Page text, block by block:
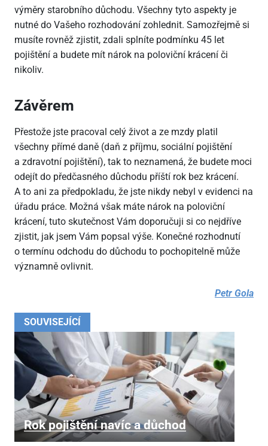
SOUVISEJÍCÍ
Rok pojištění navíc a důchod
výměry starobního důchodu. Všechny tyto aspekty je
nutné do Vašeho rozhodování zohlednit. Samozřejmě si
musíte rovněž zjistit, zdali splníte podmínku 45 let
pojištění a budete mít nárok na poloviční krácení či
nikoliv.
Závěrem
Přestože jste pracoval celý život a ze mzdy platil
všechny přímé daně (daň z příjmu, sociální pojištění
a zdravotní pojištění), tak to neznamená, že budete moci
odejít do předčasného důchodu příští rok bez krácení.
A to ani za předpokladu, že jste nikdy nebyl v evidenci na
úřadu práce. Možná však máte nárok na poloviční
krácení, tuto skutečnost Vám doporučuji si co nejdříve
zjistit, jak jsem Vám popsal výše. Konečné rozhodnutí
o termínu odchodu do důchodu to pochopitelně může
významně ovlivnit.
Petr Gola